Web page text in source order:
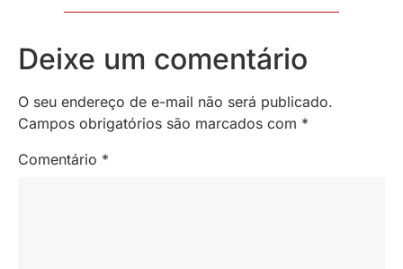
Deixe um comentário
O seu endereço de e-mail não será publicado.
Campos obrigatórios são marcados com *
Comentário *